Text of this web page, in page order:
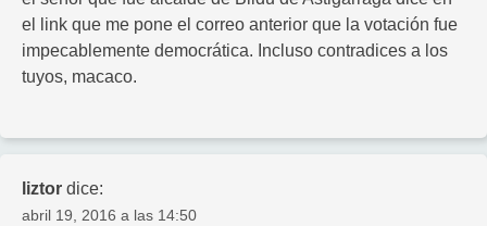
el link que me pone el correo anterior que la votación fue
impecablemente democrática. Incluso contradices a los
tuyos, macaco.
liztor dice:
abril 19, 2016 a las 14:50